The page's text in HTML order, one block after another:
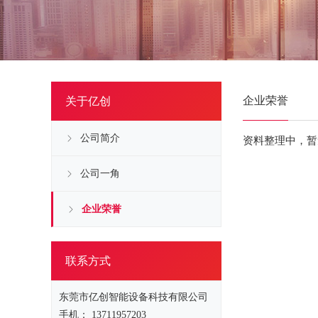
关于亿创
公司简介
公司一角
企业荣誉
联系方式
东莞市亿创智能设备科技有限公司
手机： 13711957203
企业荣誉
资料整理中，